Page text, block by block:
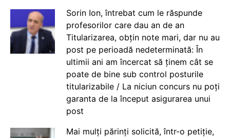
Sorin Ion, întrebat cum le răspunde
profesorilor care dau an de an
Titularizarea, obțin note mari, dar nu au
post pe perioadă nedeterminată: În
ultimii ani am încercat să ținem cât se
poate de bine sub control posturile
titularizabile / La niciun concurs nu poți
garanta de la început asigurarea unui
post
Mai mulți părinți solicită, într-o petiție,